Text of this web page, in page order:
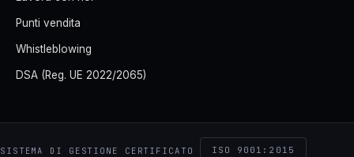
Punti vendita
Whistleblowing
DSA (Reg. UE 2022/2065)
SISTEMA DI GESTIONE CERTIFICATO ISO 9001:2015